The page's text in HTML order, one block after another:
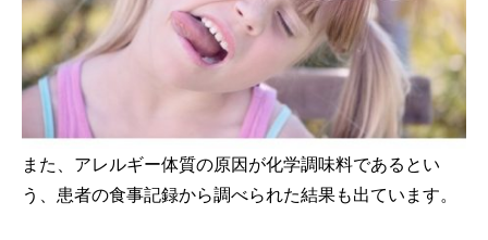
また、アレルギー体質の原因が化学調味料であるとい
う、患者の食事記録から調べられた結果も出ています。